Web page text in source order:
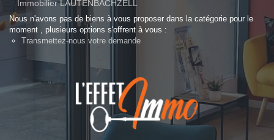
Immobilier LAUTENBACHZELL
Nous n'avons pas de biens à vous proposer dans la catégorie pour le
moment , plusieurs options s'offrent à vous :
Transmettez-nous votre demande